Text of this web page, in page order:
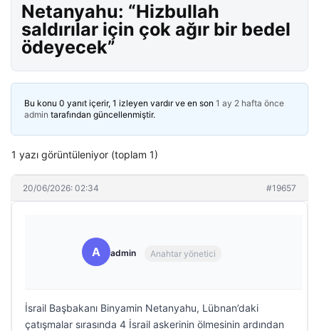
Netanyahu: “Hizbullah
saldırılar için çok ağır bir bedel
ödeyecek”
Bu konu 0 yanıt içerir, 1 izleyen vardır ve en son 1 ay 2 hafta önce
admin tarafından güncellenmiştir.
1 yazı görüntüleniyor (toplam 1)
20/06/2026: 02:34 #19657
A admin Anahtar yönetici
İsrail Başbakanı Binyamin Netanyahu, Lübnan’daki
çatışmalar sırasında 4 İsrail askerinin ölmesinin ardından